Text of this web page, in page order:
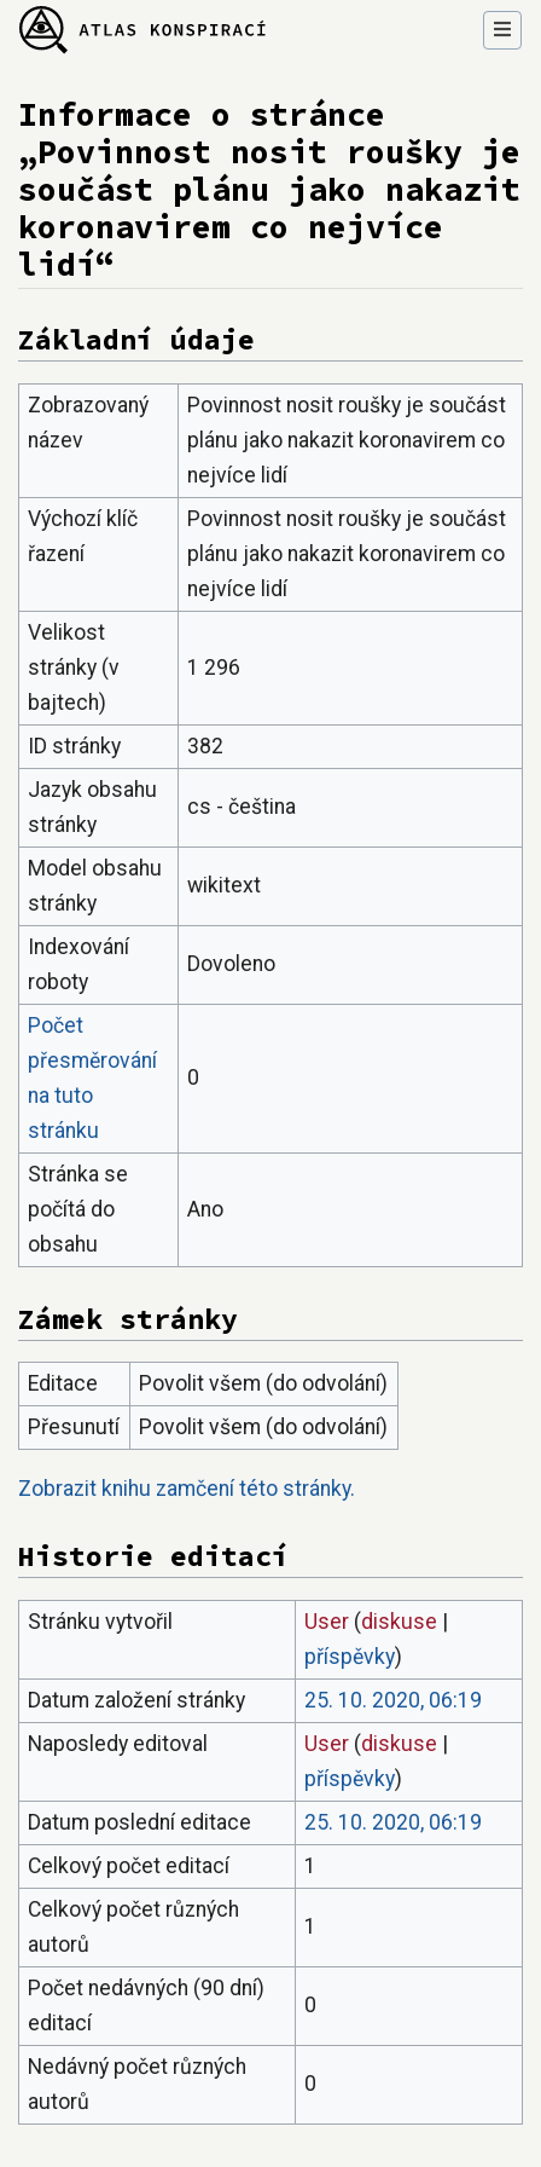
Informace o stránce
„Povinnost nosit roušky je
součást plánu jako nakazit
koronavirem co nejvíce
lidí“
Přejít na: navigace hledání
Základní údaje
Zobrazovaný
název
Povinnost nosit roušky je součást
plánu jako nakazit koronavirem co
nejvíce lidí
Výchozí klíč
řazení
Povinnost nosit roušky je součást
plánu jako nakazit koronavirem co
nejvíce lidí
Velikost
stránky (v
bajtech)
1 296
ID stránky
382
Jazyk obsahu
stránky
cs - čeština
Model obsahu
stránky
wikitext
Indexování
roboty
Dovoleno
Počet
přesměrování
na tuto
stránku
0
Stránka se
počítá do
obsahu
Ano
Zámek stránky
Editace
Povolit všem (do odvolání)
Přesunutí
Povolit všem (do odvolání)
Zobrazit knihu zamčení této stránky.
Historie editací
Stránku vytvořil User (diskuse |
příspěvky)
Datum založení stránky
25. 10. 2020, 06:19
Naposledy editoval
User (diskuse |
příspěvky)
Datum poslední editace
25. 10. 2020, 06:19
Celkový počet editací
1
Celkový počet různých
autorů
1
Počet nedávných (90 dní)
editací
0
Nedávný počet různých
autorů
0